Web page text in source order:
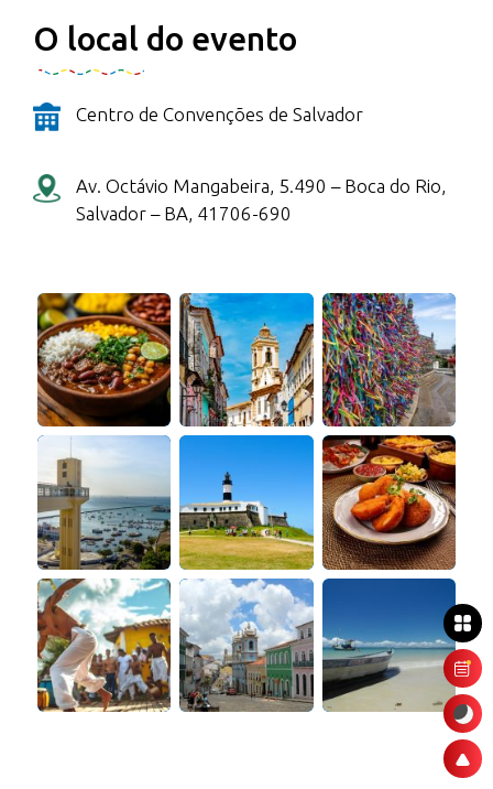
O local do evento
Centro de Convenções de Salvador
Av. Octávio Mangabeira, 5.490 – Boca do Rio,
Salvador – BA, 41706-690